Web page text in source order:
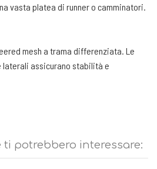
vasta platea di runner o camminatori.
mesh a trama differenziata. Le
assicurano stabilità e
di scorrere bene ma allo stesso
tomaia e con un’imbottitura leggera.
grazie al fatto di essere collegata al
potrebbero interessare: